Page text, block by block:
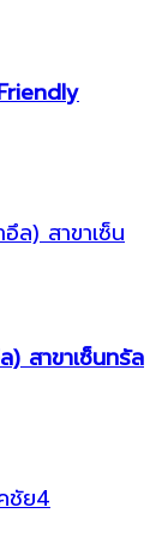
) สาขาเซ็นทรัล